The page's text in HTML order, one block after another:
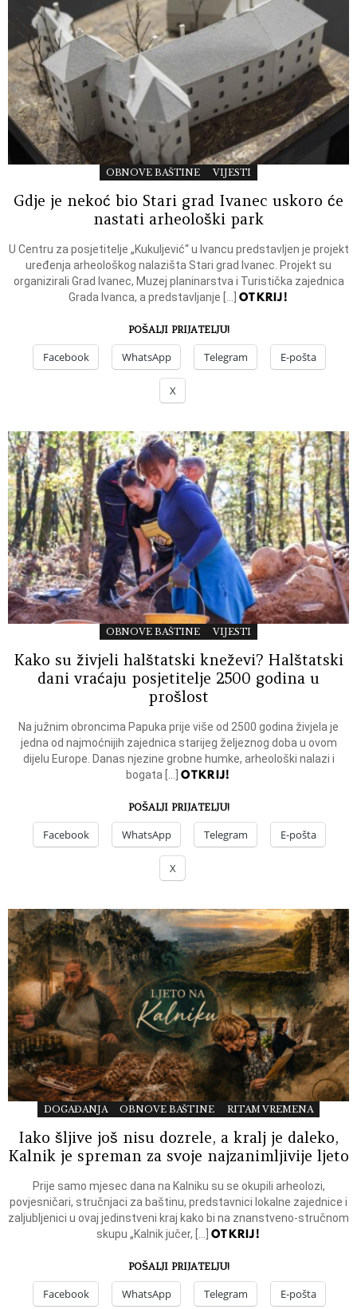
OBNOVE BAŠTINE VIJESTI
Gdje je nekoć bio Stari grad Ivanec uskoro će
nastati arheološki park
U Centru za posjetitelje „Kukuljević“ u Ivancu predstavljen je projekt
uređenja arheološkog nalazišta Stari grad Ivanec. Projekt su
organizirali Grad Ivanec, Muzej planinarstva i Turistička zajednica
Grada Ivanca, a predstavljanje […] OTKRIJ!
POŠALJI PRIJATELJU!
Facebook WhatsApp Telegram E-pošta
X
OBNOVE BAŠTINE VIJESTI
Kako su živjeli halštatski kneževi? Halštatski
dani vraćaju posjetitelje 2500 godina u
prošlost
Na južnim obroncima Papuka prije više od 2500 godina živjela je
jedna od najmoćnijih zajednica starijeg željeznog doba u ovom
dijelu Europe. Danas njezine grobne humke, arheološki nalazi i
bogata […]OTKRIJ!
POŠALJI PRIJATELJU!
Facebook WhatsApp Telegram E-pošta
X
DOGAĐANJA OBNOVE BAŠTINE RITAM VREMENA
Iako šljive još nisu dozrele, a kralj je daleko,
Kalnik je spreman za svoje najzanimljivije ljeto
Prije samo mjesec dana na Kalniku su se okupili arheolozi,
povjesničari, stručnjaci za baštinu, predstavnici lokalne zajednice i
zaljubljenici u ovaj jedinstveni kraj kako bi na znanstveno-stručnom
skupu „Kalnik jučer, […] OTKRIJ!
POŠALJI PRIJATELJU!
Facebook WhatsApp Telegram E-pošta